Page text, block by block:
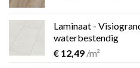
€ 11,49.
€
Laminaat -
waterbestendig
€ 12,49 /m²